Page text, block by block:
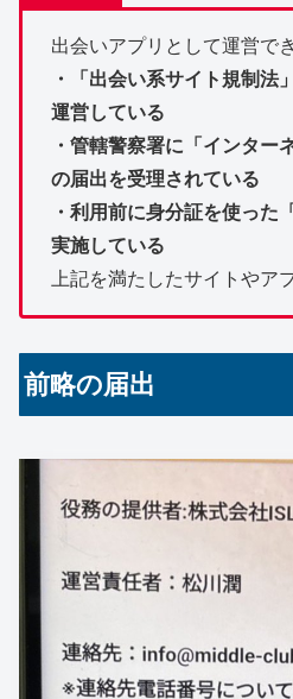
出会いアプリとして運営で
・「出会い系サイト規制法
運営している
・管轄警察署に「インター
の届出を受理されている
・利用前に身分証を使った
実施している
上記を満たしたサイトやア
前略の届出